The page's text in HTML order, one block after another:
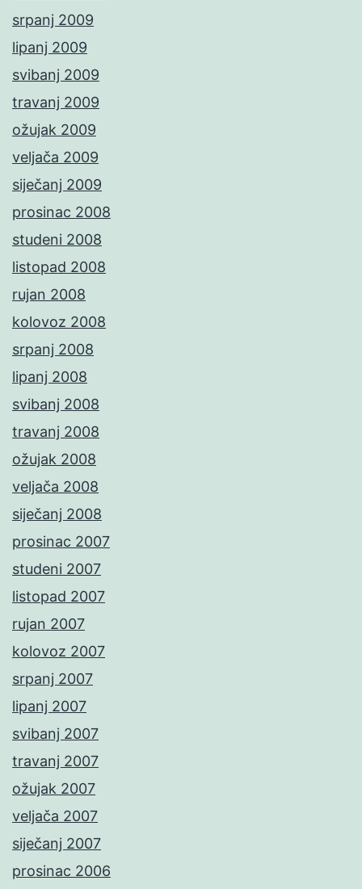
srpanj 2009
lipanj 2009
svibanj 2009
travanj 2009
ožujak 2009
veljača 2009
siječanj 2009
prosinac 2008
studeni 2008
listopad 2008
rujan 2008
kolovoz 2008
srpanj 2008
lipanj 2008
svibanj 2008
travanj 2008
ožujak 2008
veljača 2008
siječanj 2008
prosinac 2007
studeni 2007
listopad 2007
rujan 2007
kolovoz 2007
srpanj 2007
lipanj 2007
svibanj 2007
travanj 2007
ožujak 2007
veljača 2007
siječanj 2007
prosinac 2006